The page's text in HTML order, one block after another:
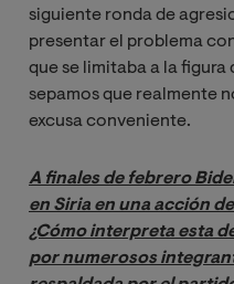
siguiente ronda de
presentar el problema
que se limitaba a la figura
sepamos que realmente
excusa conveniente.
A finales de febrero
en Siria en una acción
¿Cómo interpreta esta
por numerosos